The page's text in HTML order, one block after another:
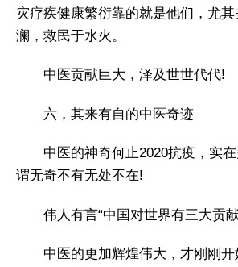
灾疗疾健康繁衍靠的就是他们，尤
澜，救民于水火。
中医贡献巨大，泽及世世代代!
六，其来有自的中医奇迹
中医的神奇何止2020抗疫，实
谓无奇不有无处不在!
伟人有言“中国对世界有三大贡
中医的更加辉煌伟大，才刚刚开